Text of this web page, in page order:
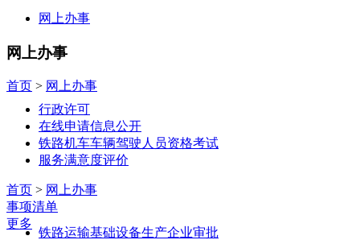
网上办事
网上办事
首页 > 网上办事
行政许可
在线申请信息公开
铁路机车车辆驾驶人员资格考试
服务满意度评价
首页 > 网上办事
事项清单
更多
铁路运输基础设备生产企业审批